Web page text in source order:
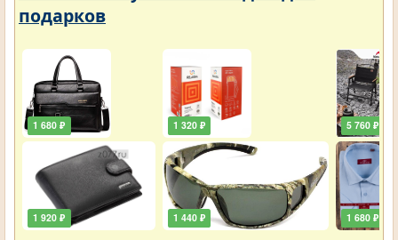
подарков
1 680 ₽
1 920 ₽
1 320 ₽
1 440 ₽
5 760 ₽
1 680 ₽